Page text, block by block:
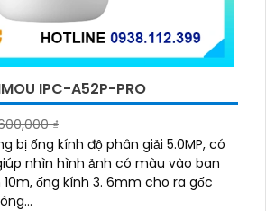
IPC-A52P-PRO
₫
bị ống kính độ phân giải 5.0MP, có
nhìn hình ảnh có màu vào ban
ống kính 3. 6mm cho ra gốc